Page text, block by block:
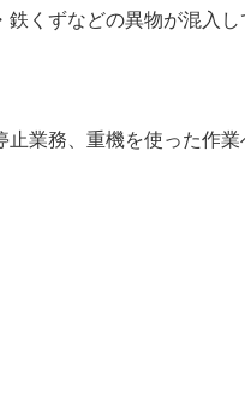
くずなどの異物が混入
業務、重機を使った作